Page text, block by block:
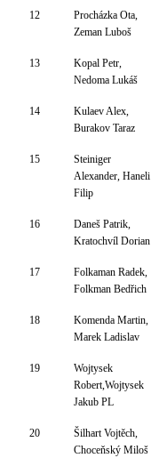
12
Procházka Ota,
Zeman Luboš
13
Kopal Petr,
Nedoma Lukáš
14
Kulaev Alex,
Burakov Taraz
15
Steiniger
Alexander, Haneli
Filip
16
Daneš Patrik,
Kratochvíl Dorian
17
Folkaman Radek,
Folkman Bedřich
18
Komenda Martin,
Marek Ladislav
19
Wojtysek
Robert,Wojtysek
Jakub PL
20
Šilhart Vojtěch,
Choceňský Miloš